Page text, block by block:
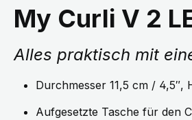
My Curli V 2
Alles praktisch mit
Durchmesser 11,5 cm / 4,5″,
Aufgesetzte Tasche für den